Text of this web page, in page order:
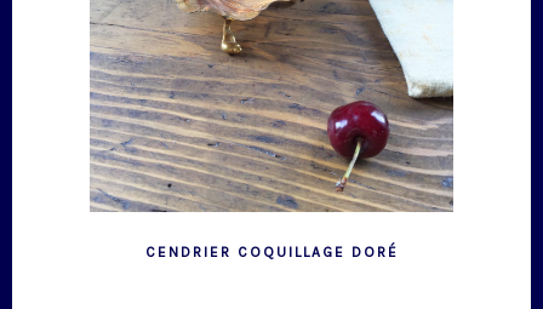
CENDRIER COQUILLAGE DORÉ